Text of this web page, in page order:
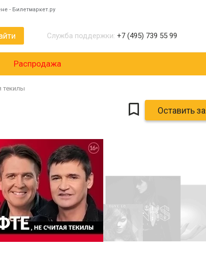
- Билетмаркет.ру
Служба поддержки: +7 (495) 739 55 99
Распродажа
текилы
Оставить